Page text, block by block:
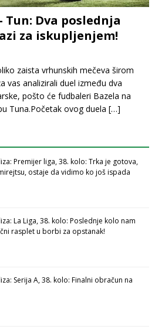
Tun: Dva poslednja
za iskupljenjem!
zaista vrhunskih mečeva širom
vas analizirali duel između dva
pošto će fudbaleri Bazela na
Tuna.Početak ovog duela […]
Premijer liga, 38. kolo: Trka je gotova,
ostaje da vidimo ko još ispada
La Liga, 38. kolo: Poslednje kolo nam
rasplet u borbi za opstanak!
Serija A, 38. kolo: Finalni obračun na